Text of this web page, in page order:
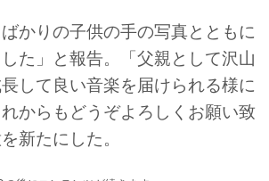
かりの子供の手の写真とともに
した」と報告。「父親として沢山
して良い音楽を届けられる様に
からもどうぞよろしくお願い致
新たにした。